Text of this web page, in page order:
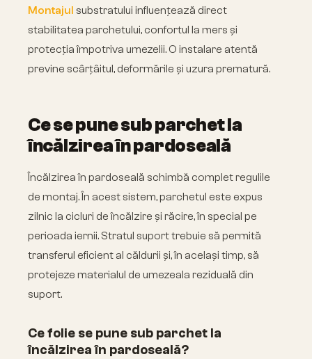
Montajul substratului influențează direct
stabilitatea parchetului, confortul la mers și
protecția împotriva umezelii. O instalare atentă
previne scârțâitul, deformările și uzura prematură.
Ce se pune sub parchet la
încălzirea în pardoseală
Încălzirea în pardoseală schimbă complet regulile
de montaj. În acest sistem, parchetul este expus
zilnic la cicluri de încălzire și răcire, în special pe
perioada iernii. Stratul suport trebuie să permită
transferul eficient al căldurii și, în același timp, să
protejeze materialul de umezeala reziduală din
suport.
Ce folie se pune sub parchet la
încălzirea în pardoseală?